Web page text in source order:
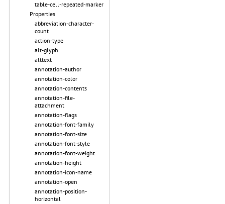
table-cell-repeated-marker
Properties
abbreviation-character-
count
action-type
alt-glyph
alttext
annotation-author
annotation-color
annotation-contents
annotation-file-
attachment
annotation-flags
annotation-font-family
annotation-font-size
annotation-font-style
annotation-font-weight
annotation-height
annotation-icon-name
annotation-open
annotation-position-
horizontal